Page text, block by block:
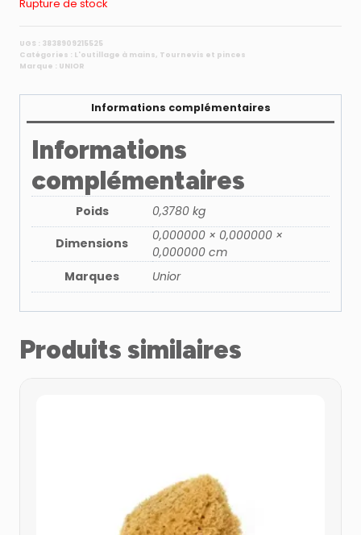
Rupture de stock
UGS : 3838909215525
Catégories : L'outillage à mains, Tournevis et pinces
Marque : UNIOR
Informations complémentaires
Informations
complémentaires
Poids
0,3780 kg
Dimensions
0,000000 × 0,000000 ×
0,000000 cm
Marques
Unior
Produits similaires